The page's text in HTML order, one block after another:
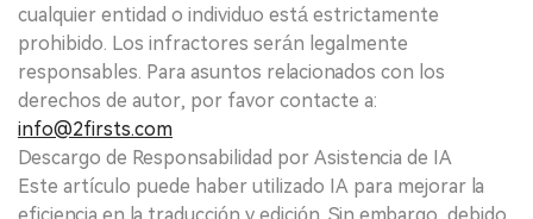
cualquier entidad o individuo está estrictamente
prohibido. Los infractores serán legalmente
responsables. Para asuntos relacionados con los
derechos de autor, por favor contacte a:
info@2firsts.com
Descargo de Responsabilidad por Asistencia de IA
Este artículo puede haber utilizado IA para mejorar la